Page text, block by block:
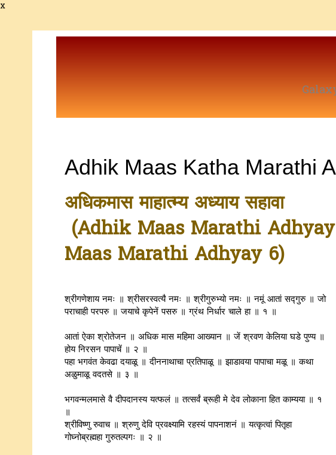
x
Adhik Maas Katha Marathi
अधिकमास माहात्म्य अध्याय सहावा
(Adhik Maas Marathi
Maas Marathi Adhyay 6)
श्रीगणेशाय नमः ॥ श्रीसरस्वत्यै नमः ॥ श्रीगुरुभ्यो नमः ॥ नमूं आतां सद्‍गुरु ॥ जो
पराचाही परपरु ॥ जयाचे कृपेनें पसरु ॥ ग्रंथ निर्धार चाले हा ॥ १ ॥
आतां ऐका श्रोतेजन ॥ अधिक मास महिमा आख्यान ॥ जें श्रवण केलिया घडे पुण्य ॥
होय निरसन पापाचें ॥ २ ॥
पहा भगवंत केवढा दयाळू ॥ दीननाथाचा प्रतिपाळू ॥ झाडावया पापाचा मळू ॥ कथा
अळुमाळू वदतसे ॥ ३ ॥
भगवन्मलमासे वै दीपदानस्य यत्फलं ॥ तत्सर्वं ब्रूही मे देव लोकाना हित काम्यया ॥ १
॥
श्रीविष्णु रुवाच ॥ श्रुणु देवि प्रवक्ष्यामि रहस्यं पापनाशनं ॥ यत्कृत्वां पितृहा
गोघ्नोब्रह्महा गुरुतल्पगः ॥ २ ॥